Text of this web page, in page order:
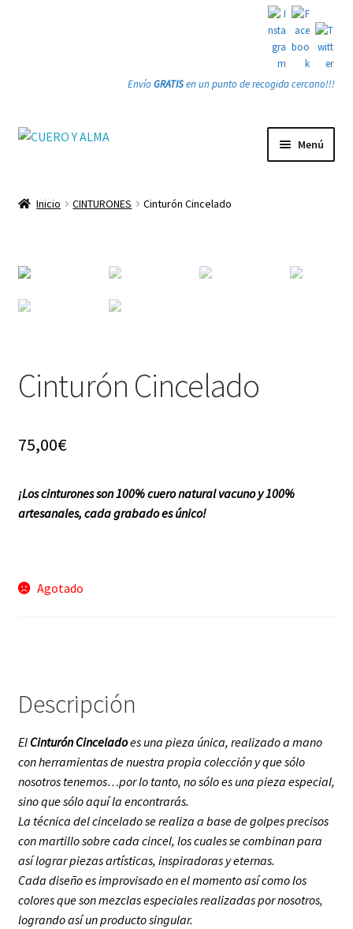
EnvíoGRATISen un punto de recogida cercano!!!
Ir
navegación
Ir
página
Menú
Quienes somos
Gracias
f a q
Inicio CINTURONES Cinturón Cincelado
Cinturón Cincelado
75,00€
¡Los cinturones son 100% cuero natural vacuno y 100%
artesanales, cada grabado es único!
Agotado
Descripción
El Cinturón Cinceladoes una pieza única, realizado a mano
con herramientas de nuestra propia colección y que sólo
nosotros tenemos…por lo tanto, no sólo es una pieza especial,
sino que sólo aquí la encontrarás.
La técnica del cincelado se realiza a base de golpes precisos
con martillo sobre cada cincel, los cuales se combinan para
así lograr piezas artísticas, inspiradoras y eternas.
Cada diseño es improvisado en el momento así como los
colores que son mezclas especiales realizadas por nosotros,
logrando así un producto singular.